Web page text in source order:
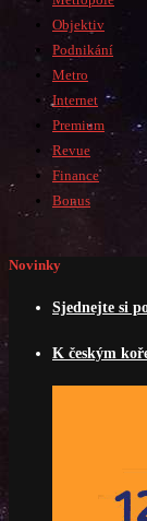
Objektiv
Podnikání
Metro
Internet
Premium
Revue
Finance
Bonus
Novinky
Sjednejte si
K českým